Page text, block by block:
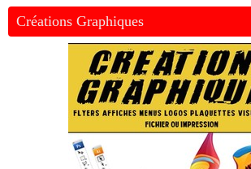
Créations Graphiques